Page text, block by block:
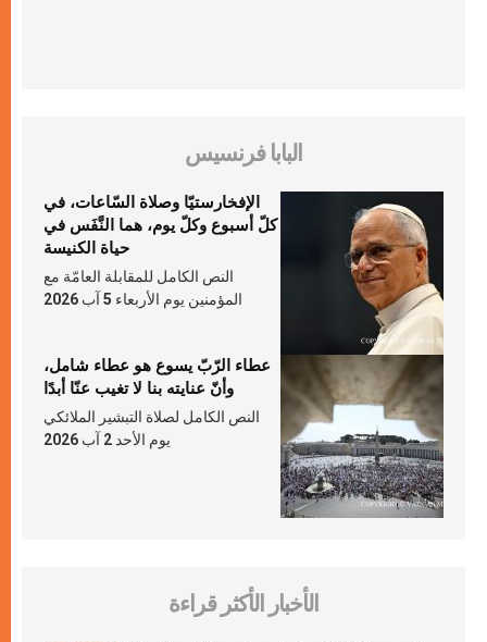
البابا فرنسيس
الإفخارستيّا وصلاة السّاعات، في
كلّ أسبوع وكلّ يوم، هما النَّفَس في
حياة الكنيسة
النص الكامل للمقابلة العامّة مع
المؤمنين يوم الأربعاء 5 آب 2026
عطاء الرّبّ يسوع هو عطاء شامل،
وأنّ عنايته بنا لا تغيب عنّا أبدًا
النص الكامل لصلاة التبشير الملائكي
يوم الأحد 2 آب 2026
الأخبار الأكثر قراءة